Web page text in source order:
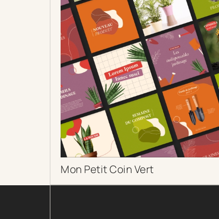
Nos
Mon Petit Coin Vert